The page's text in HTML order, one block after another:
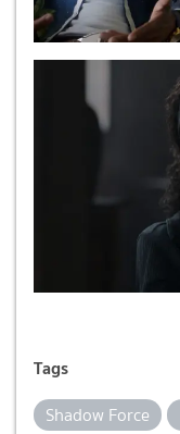
Tags
Shadow Force